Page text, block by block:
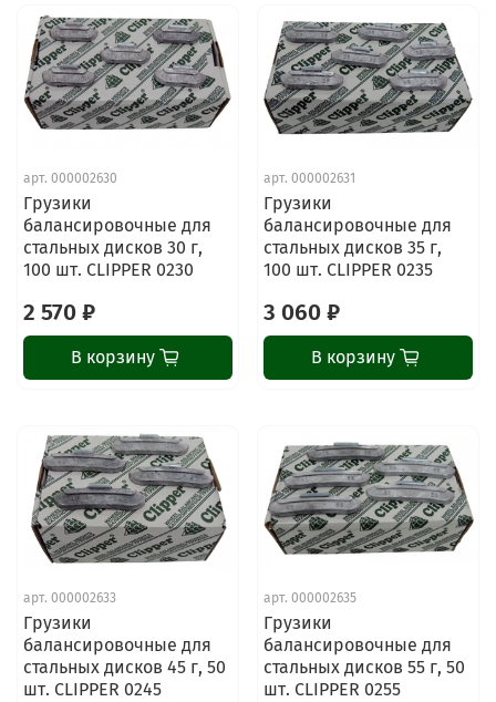
арт. 000002630
Грузики
балансировочные для
стальных дисков 30 г,
100 шт. CLIPPER 0230
2 570 ₽
В корзину
арт. 000002631
Грузики
балансировочные для
стальных дисков 35 г,
100 шт. CLIPPER 0235
3 060 ₽
В корзину
арт. 000002633
Грузики
балансировочные для
стальных дисков 45 г, 50
шт. CLIPPER 0245
арт. 000002635
Грузики
балансировочные для
стальных дисков 55 г, 50
шт. CLIPPER 0255